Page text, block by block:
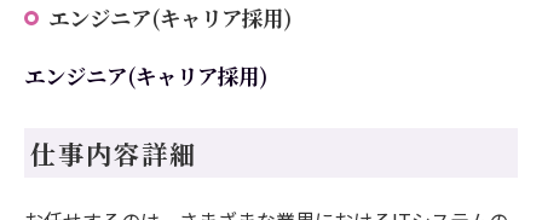
エンジニア(キャリア採用)
エンジニア(キャリア採用)
仕事内容詳細